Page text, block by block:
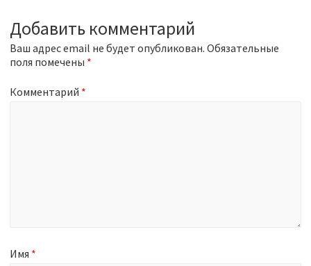
s
t
:
o
s
t
:
Добавить комментарий
Ваш адрес email не будет опубликован. Обязательные
поля помечены *
Комментарий *
Имя *